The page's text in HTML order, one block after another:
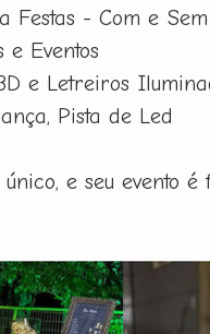
Festas - Com e
Eventos
e Letreiros
Pista de Led
e seu evento